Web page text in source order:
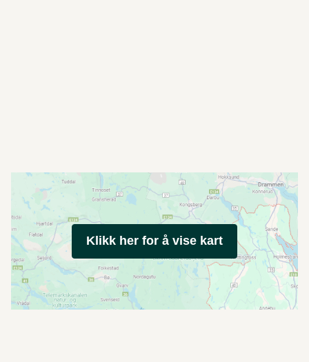
Klikk her for å vise kart